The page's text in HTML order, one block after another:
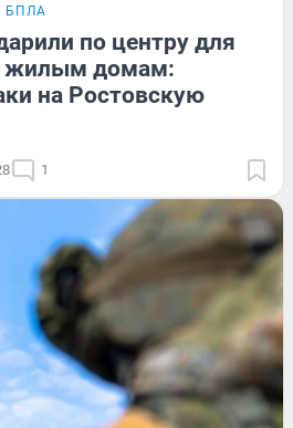
БПЛА
по центру для
жилым домам:
на Ростовскую
1